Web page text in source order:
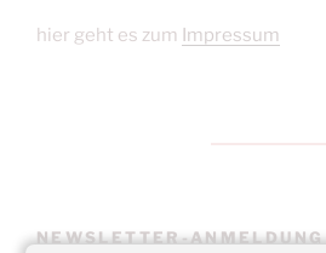
hier geht es zum Impressum
NEWSLETTER-ANMELDUNG